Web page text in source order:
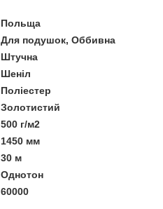
Польща
Для подушок, Оббивна
Штучна
Шеніл
Поліестер
Золотистий
500 г/м2
1450 мм
30 м
Однотон
60000